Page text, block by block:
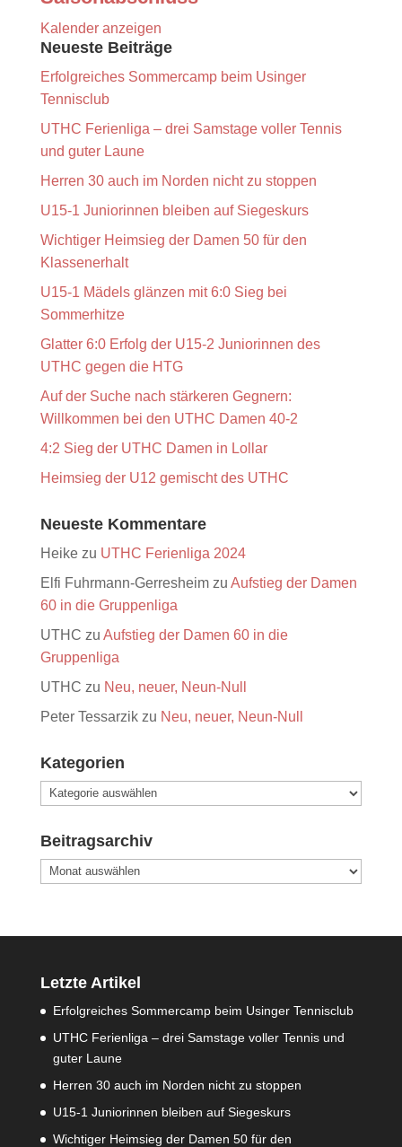
Kalender anzeigen
Neueste Beiträge
Erfolgreiches Sommercamp beim Usinger
Tennisclub
UTHC Ferienliga – drei Samstage voller Tennis
und guter Laune
Herren 30 auch im Norden nicht zu stoppen
U15-1 Juniorinnen bleiben auf Siegeskurs
Wichtiger Heimsieg der Damen 50 für den
Klassenerhalt
U15-1 Mädels glänzen mit 6:0 Sieg bei
Sommerhitze
Glatter 6:0 Erfolg der U15-2 Juniorinnen des
UTHC gegen die HTG
Auf der Suche nach stärkeren Gegnern:
Willkommen bei den UTHC Damen 40-2
4:2 Sieg der UTHC Damen in Lollar
Heimsieg der U12 gemischt des UTHC
Neueste Kommentare
Heikezu UTHC Ferienliga 2024
Elfi Fuhrmann-Gerresheimzu Aufstieg der Damen
60 in die Gruppenliga
UTHC zu Aufstieg der Damen 60 in die
Gruppenliga
UTHC zu Neu, neuer, Neun-Null
Peter Tessarzikzu Neu, neuer, Neun-Null
Kategorien
Kategorien
Beitragsarchiv
Beitragsarchiv
Letzte Artikel
Erfolgreiches Sommercamp beim Usinger Tennisclub
UTHC Ferienliga – drei Samstage voller Tennis und
guter Laune
Herren 30 auch im Norden nicht zu stoppen
U15-1 Juniorinnen bleiben auf Siegeskurs
Wichtiger Heimsieg der Damen 50 für den